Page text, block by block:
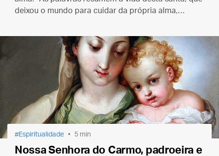
deixou o mundo para cuidar da própria alma,
Espiritualidade 5 min
Nossa Senhora do Carmo, padroeira e